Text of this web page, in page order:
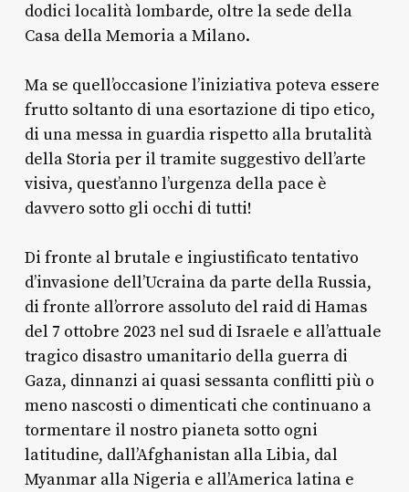
dodici località lombarde, oltre la sede della
Casa della Memoria a Milano.
Ma se quell’occasione l’iniziativa poteva essere
frutto soltanto di una esortazione di tipo etico,
di una messa in guardia rispetto alla brutalità
della Storia per il tramite suggestivo dell’arte
visiva, quest’anno l’urgenza della pace è
davvero sotto gli occhi di tutti!
Di fronte al brutale e ingiustificato tentativo
d’invasione dell’Ucraina da parte della Russia,
di fronte all’orrore assoluto del raid di Hamas
del 7 ottobre 2023 nel sud di Israele e all’attuale
tragico disastro umanitario della guerra di
Gaza, dinnanzi ai quasi sessanta conflitti più o
meno nascosti o dimenticati che continuano a
tormentare il nostro pianeta sotto ogni
latitudine, dall’Afghanistan alla Libia, dal
Myanmar alla Nigeria e all’America latina e